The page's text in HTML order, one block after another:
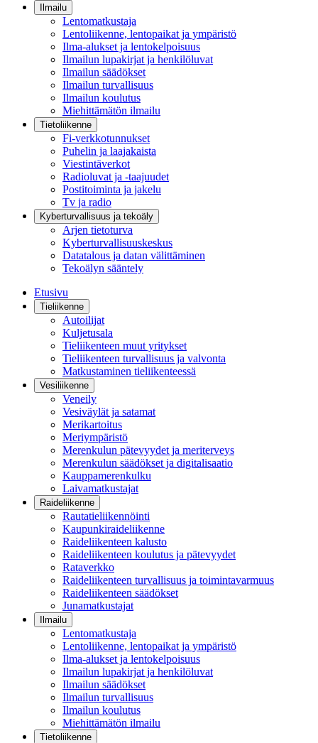
Ilmailu
Lentomatkustaja
Lentoliikenne, lentopaikat ja ympäristö
Ilma-alukset ja lentokelpoisuus
Ilmailun lupakirjat ja henkilöluvat
Ilmailun säädökset
Ilmailun turvallisuus
Ilmailun koulutus
Miehittämätön ilmailu
Tietoliikenne
Fi-verkkotunnukset
Puhelin ja laajakaista
Viestintäverkot
Radioluvat ja -taajuudet
Postitoiminta ja jakelu
Tv ja radio
Kyberturvallisuus ja tekoäly
Arjen tietoturva
Kyberturvallisuuskeskus
Datatalous ja datan välittäminen
Tekoälyn sääntely
Etusivu
Tieliikenne
Autoilijat
Kuljetusala
Tieliikenteen muut yritykset
Tieliikenteen turvallisuus ja valvonta
Matkustaminen tieliikenteessä
Vesiliikenne
Veneily
Vesiväylät ja satamat
Merikartoitus
Meriympäristö
Merenkulun pätevyydet ja meriterveys
Merenkulun säädökset ja digitalisaatio
Kauppamerenkulku
Laivamatkustajat
Raideliikenne
Rautatieliikennöinti
Kaupunkiraideliikenne
Raideliikenteen kalusto
Raideliikenteen koulutus ja pätevyydet
Rataverkko
Raideliikenteen turvallisuus ja toimintavarmuus
Raideliikenteen säädökset
Junamatkustajat
Ilmailu
Lentomatkustaja
Lentoliikenne, lentopaikat ja ympäristö
Ilma-alukset ja lentokelpoisuus
Ilmailun lupakirjat ja henkilöluvat
Ilmailun säädökset
Ilmailun turvallisuus
Ilmailun koulutus
Miehittämätön ilmailu
Tietoliikenne